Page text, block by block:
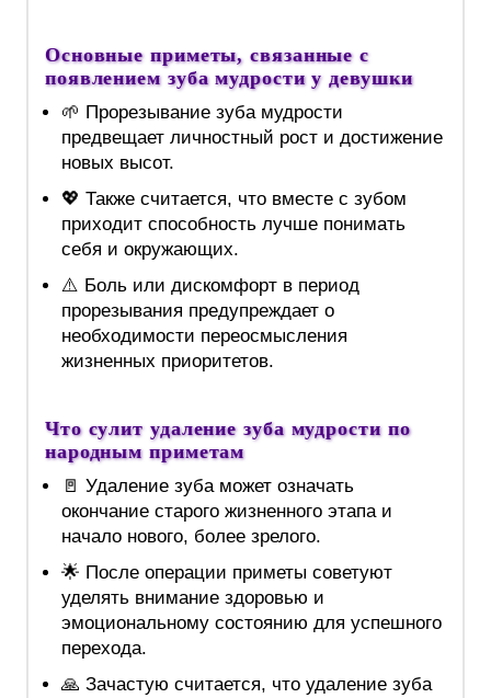
Основные приметы, связанные с
появлением зуба мудрости у девушки
🌱 Прорезывание зуба мудрости
предвещает личностный рост и достижение
новых высот.
💖 Также считается, что вместе с зубом
приходит способность лучше понимать
себя и окружающих.
⚠️ Боль или дискомфорт в период
прорезывания предупреждает о
необходимости переосмысления
жизненных приоритетов.
Что сулит удаление зуба мудрости по
народным приметам
🚪 Удаление зуба может означать
окончание старого жизненного этапа и
начало нового, более зрелого.
🌟 После операции приметы советуют
уделять внимание здоровью и
эмоциональному состоянию для успешного
перехода.
🙏 Зачастую считается, что удаление зуба